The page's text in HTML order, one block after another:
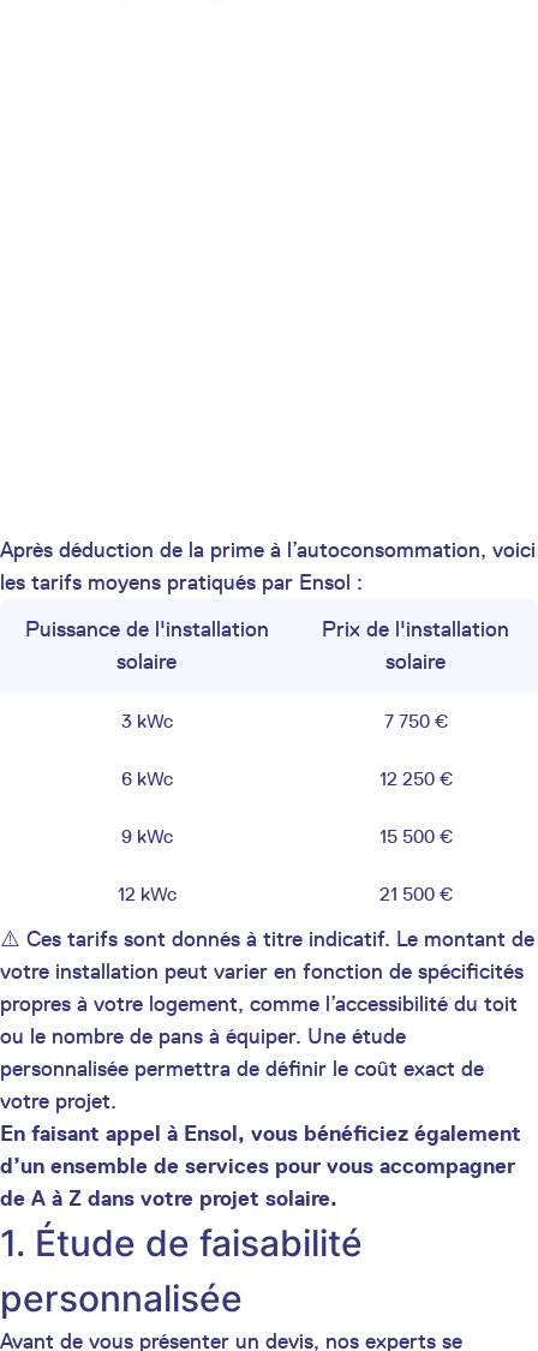
Après déduction de la prime à l’autoconsommation, voici
les tarifs moyens pratiqués par Ensol :
Puissance de l'installation
solaire
Prix de l'installation
solaire
3 kWc 7 750 €
6 kWc 12 250 €
9 kWc 15 500 €
12 kWc 21 500 €
⚠️ Ces tarifs sont donnés à titre indicatif. Le montant de
votre installation peut varier en fonction de spécificités
propres à votre logement, comme l’accessibilité du toit
ou le nombre de pans à équiper. Une étude
personnalisée permettra de définir le coût exact de
votre projet.
En faisant appel à Ensol, vous bénéficiez également
d’un ensemble de services pour vous accompagner
de A à Z dans votre projet solaire.
1. Étude de faisabilité
personnalisée
Avant de vous présenter un devis, nos experts se